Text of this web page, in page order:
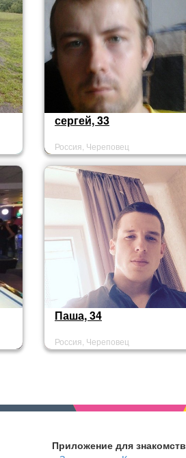
сергей, 33
Россия, Череповец
Паша, 34
Россия, Череповец
Приложение для знакомств